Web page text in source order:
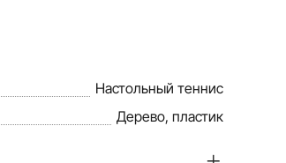
Настольный теннис
Дерево, пластик